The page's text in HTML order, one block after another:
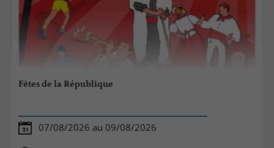
Fêtes de la République
07/08/2026 au 09/08/2026